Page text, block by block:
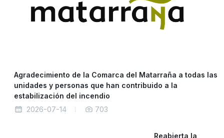
Agradecimiento de la Comarca del Matarraña a todas las
unidades y personas que han contribuido a la
estabilización del incendio
2026-07-14
703
Reabierta la